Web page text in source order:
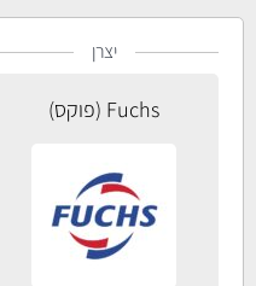
יצרן
Fuchs (פוקס)